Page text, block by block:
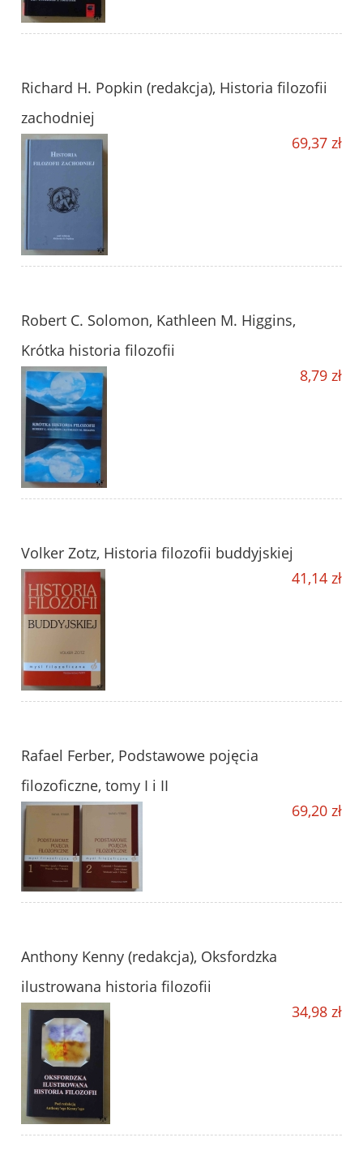
Richard H. Popkin (redakcja), Historia filozofii
zachodniej
69,37 zł
Robert C. Solomon, Kathleen M. Higgins,
Krótka historia filozofii
8,79 zł
Volker Zotz, Historia filozofii buddyjskiej
41,14 zł
Rafael Ferber, Podstawowe pojęcia
filozoficzne, tomy I i II
69,20 zł
Anthony Kenny (redakcja), Oksfordzka
ilustrowana historia filozofii
34,98 zł